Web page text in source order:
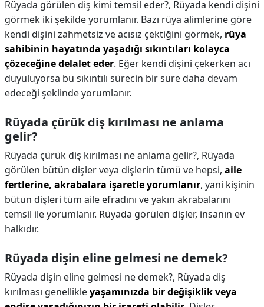
Rüyada görülen diş kimi temsil eder?, Rüyada kendi dişini
görmek iki şekilde yorumlanır. Bazı rüya alimlerine göre
kendi dişini zahmetsiz ve acısız çektiğini görmek, rüya
sahibinin hayatında yaşadığı sıkıntıları kolayca
çözeceğine delalet eder. Eğer kendi dişini çekerken acı
duyuluyorsa bu sıkıntılı sürecin bir süre daha devam
edeceği şeklinde yorumlanır.
Rüyada çürük diş kırılması ne anlama
gelir?
Rüyada çürük diş kırılması ne anlama gelir?, Rüyada
görülen bütün dişler veya dişlerin tümü ve hepsi, aile
fertlerine, akrabalara işaretle yorumlanır, yani kişinin
bütün dişleri tüm aile efradını ve yakın akrabalarını
temsil ile yorumlanır. Rüyada görülen dişler, insanın ev
halkıdır.
Rüyada dişin eline gelmesi ne demek?
Rüyada dişin eline gelmesi ne demek?, Rüyada diş
kırılması genellikleyaşamınızda bir değişiklik veya